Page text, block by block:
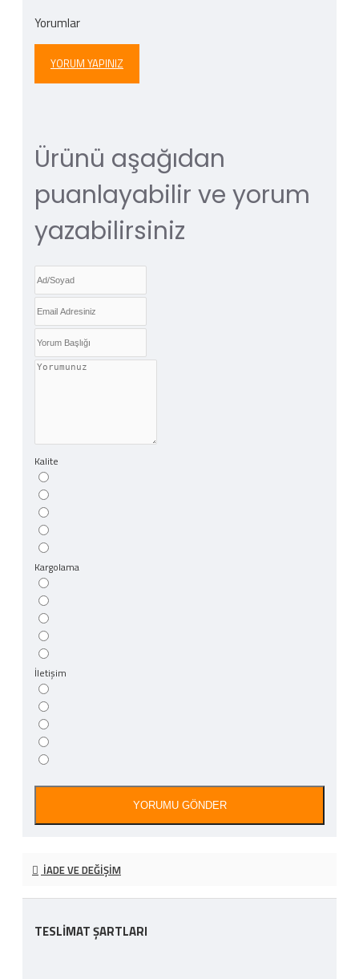
Yorumlar
YORUM YAPINIZ
Ürünü aşağıdan
puanlayabilir ve yorum
yazabilirsiniz
Kalite
Kargolama
İletişim
YORUMU GÖNDER
İADE VE DEĞIŞIM
TESLİMAT ŞARTLARI